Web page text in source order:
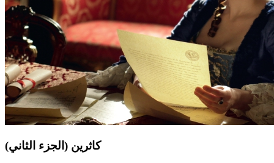
(الجزء الثاني) كاثرين